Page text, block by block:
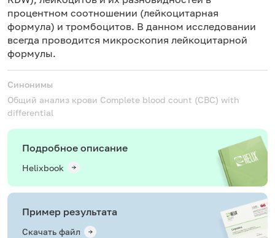
процентном соотношении (лейкоцитарная
формула) и тромбоцитов. В данном исследовании
всегда проводится микроскопия лейкоцитарной
формулы.
Синонимы
Общий анализ крови Complete blood count (CBC) with
differential
Подробное описание
Helixbook
Пример результата
Скачать файл